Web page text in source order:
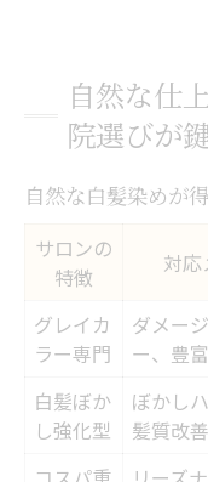
自然な仕
院選びが
自然な白髪染めが
サロンの
特徴
対応
グレイカ
ラー専門
ダメー
ー、豊
白髪ぼか
し強化型
ぼかし
髪質改